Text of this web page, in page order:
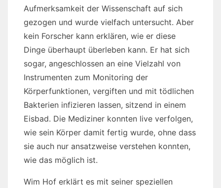
Aufmerksamkeit der Wissenschaft auf sich
gezogen und wurde vielfach untersucht. Aber
kein Forscher kann erklären, wie er diese
Dinge überhaupt überleben kann. Er hat sich
sogar, angeschlossen an eine Vielzahl von
Instrumenten zum Monitoring der
Körperfunktionen, vergiften und mit tödlichen
Bakterien infizieren lassen, sitzend in einem
Eisbad. Die Mediziner konnten live verfolgen,
wie sein Körper damit fertig wurde, ohne dass
sie auch nur ansatzweise verstehen konnten,
wie das möglich ist.
Wim Hof erklärt es mit seiner speziellen